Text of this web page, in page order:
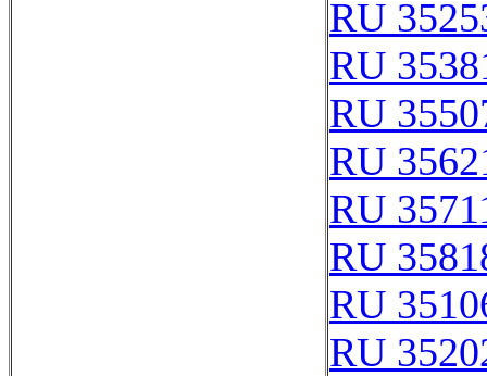
RU
RU
RU
RU
RU
RU
RU
RU